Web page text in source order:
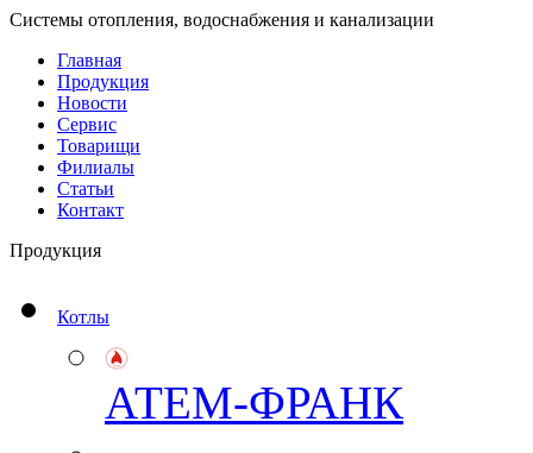
Системы отопления, водоснабжения и канализации
Главная
Продукция
Новости
Сервис
Товарищи
Филиалы
Статьи
Контакт
Продукция
Котлы
АТЕМ-ФРАНК